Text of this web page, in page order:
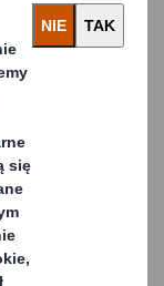
umożliwiają
każdego
decyzji
na pięciu